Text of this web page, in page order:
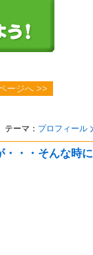
ージへ>>
・・・そんな時に
テーマ： プロフィール